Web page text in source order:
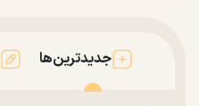
جدیدترین‌ها